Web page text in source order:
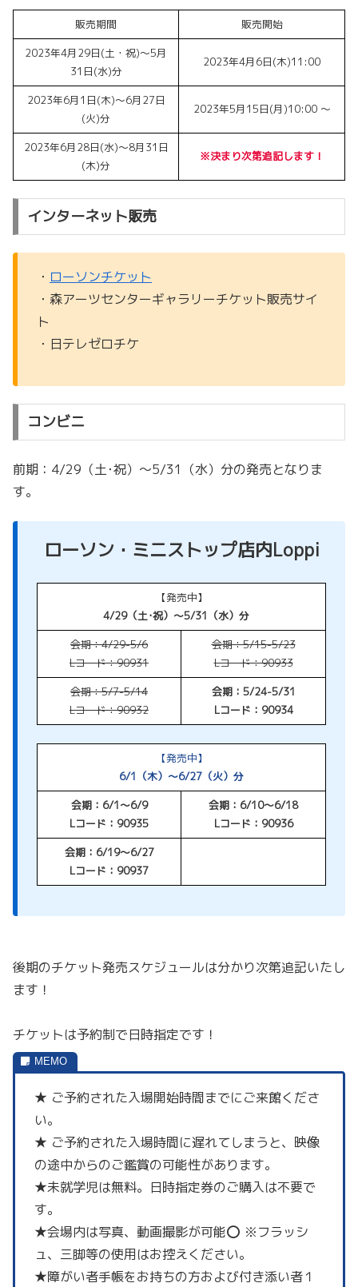
販売期間
販売開始
2023年4月29日(土・祝)～5月
31日(水)分
2023年4月6日(木)11:00
2023年6月1日(木)～6月27日
(火)分
2023年5月15日(月)10:00 〜
2023年6月28日(水)～8月31日
(木)分
※決まり次第追記します！
インターネット販売
・ ローソンチケット
・森アーツセンターギャラリーチケット販売サイ
ト
・日テレゼロチケ
コンビニ
前期：4/29（土･祝）～5/31（水）分の発売となりま
す。
ローソン・ミニストップ店内Loppi
【発売中】
4/29（土･祝）～5/31（水）分
会期：4/29-5/6
Lコード：90931
会期：5/15-5/23
Lコード：90933
会期：5/7-5/14
Lコード：90932
会期：5/24-5/31
Lコード：90934
【発売中】
6/1（木）～6/27（火）分
会期：6/1～6/9
Lコード：90935
会期：6/10～6/18
Lコード：90936
会期：6/19～6/27
Lコード：90937
後期のチケット発売スケジュールは分かり次第追記いたし
ます！
チケットは予約制で日時指定です！
★ ご予約された入場開始時間までにご来館くださ
い。
★ ご予約された入場時間に遅れてしまうと、映像
の途中からのご鑑賞の可能性があります。
★未就学児は無料。日時指定券のご購入は不要で
す。
★会場内は写真、動画撮影が可能⭕️ ※フラッシ
ュ、三脚等の使用はお控えください。
★障がい者手帳をお持ちの方および付き添い者１